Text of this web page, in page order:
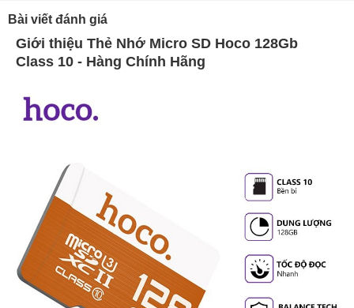
Bài viết đánh giá
Giới thiệu Thẻ Nhớ Micro SD Hoco 128Gb
Class 10 - Hàng Chính Hãng